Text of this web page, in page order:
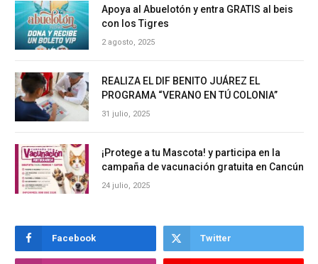
Apoya al Abuelotón y entra GRATIS al beis
con los Tigres
2 agosto, 2025
REALIZA EL DIF BENITO JUÁREZ EL
PROGRAMA “VERANO EN TÚ COLONIA”
31 julio, 2025
¡Protege a tu Mascota! y participa en la
campaña de vacunación gratuita en Cancún
24 julio, 2025
Facebook Twitter